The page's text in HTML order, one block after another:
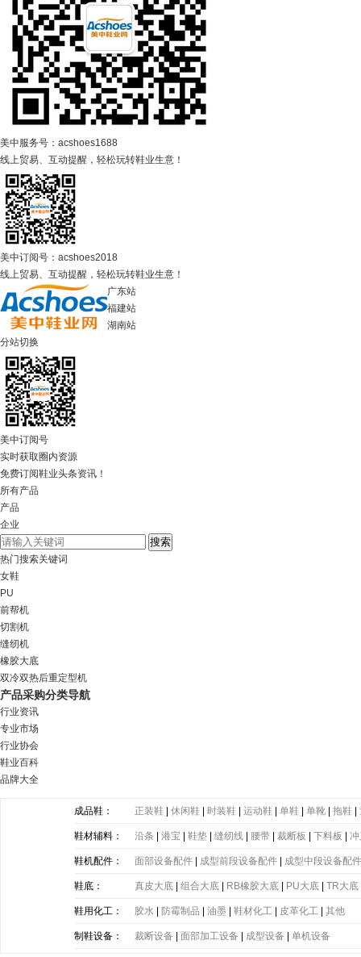
美中服务号：acshoes1688
线上贸易、互动提醒，轻松玩转鞋业生意！
美中订阅号：acshoes2018
线上贸易、互动提醒，轻松玩转鞋业生意！
广东站
福建站
湖南站
分站切换
美中订阅号
实时获取圈内资源
免费订阅鞋业头条资讯！
所有产品
产品
企业
热门搜索关键词
女鞋
PU
前帮机
切割机
缝纫机
橡胶大底
双冷双热后重定型机
产品采购分类导航
行业资讯
专业市场
行业协会
鞋业百科
品牌大全
成品鞋： 正装鞋 |休闲鞋 时装鞋 |运动鞋 |单鞋 |单靴 |拖鞋 |
鞋材辅料： 沿条 |港宝 |鞋垫 |缝纫线 腰带 |裁断板 |下料板 |
带|塑胶片|其他
鞋机配件： 面部设备配件 成型前段设备配件 成型中段设备配
鞋底： 真皮大底 |组合大底 RB橡胶大底 PU大底 |TR大底
底|PE大底|PP大底| SBR大底| PC大底| 软木大底
鞋用化工： 胶水 防霉制品 |油墨 |鞋材化工 皮革化工 |其他
制鞋设备： 裁断设备 |面部加工设备 成型设备 |单机设备